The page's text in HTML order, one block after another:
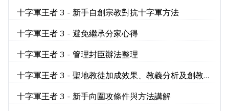
十字軍王者 3 - 新手自創宗教對抗十字軍方法
十字軍王者 3 - 避免繼承分家心得
十字軍王者 3 - 管理封臣辦法整理
十字軍王者 3 - 聖地教徒加成效果、教義分析及創教心
十字軍王者 3 - 新手向圍攻條件與方法講解